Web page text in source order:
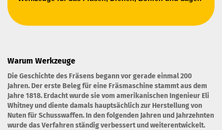
Warum Werkzeuge
Die Geschichte des Fräsens begann vor gerade einmal 200
Jahren. Der erste Beleg für eine Fräsmaschine stammt aus dem
Jahre 1818. Erdacht wurde sie vom amerikanischen Ingenieur Eli
Whitney und diente damals hauptsächlich zur Herstellung von
Nuten für Schusswaffen. In den folgenden Jahren und Jahrzehnten
wurde das Verfahren ständig verbessert und weiterentwickelt.